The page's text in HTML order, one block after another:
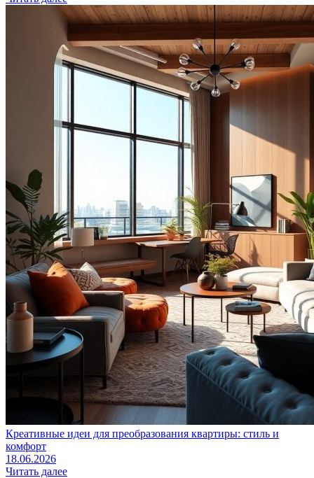
Креативные идеи для преобразования квартиры: стиль и
комфорт
18.06.2026
Читать далее